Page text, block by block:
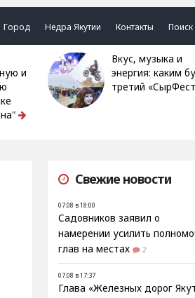
Город Недра Якутии Контакты Поиск
и
Вкус, музыка и
энергия: каким
третий
Свежие новости
07.08 в 18:00
Садовников заявил о
намерении усилить
глав на местах
2
07.08 в 17:37
Глава «Железных дорог